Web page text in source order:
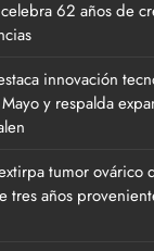
62 años de
innovación
y respalda
tumor ovárico
tres años